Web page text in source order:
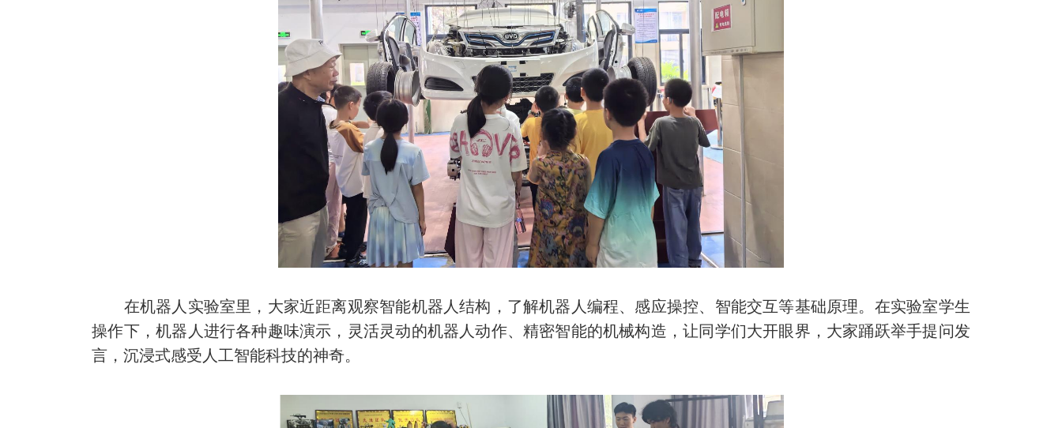
在机器人实验室里，大家近距离观察智能机器人结构，了解机器人编程、感应操控、智能交互等基础原理。在实验室学生
操作下，机器人进行各种趣味演示，灵活灵动的机器人动作、精密智能的机械构造，让同学们大开眼界，大家踊跃举手提问发
言，沉浸式感受人工智能科技的神奇。